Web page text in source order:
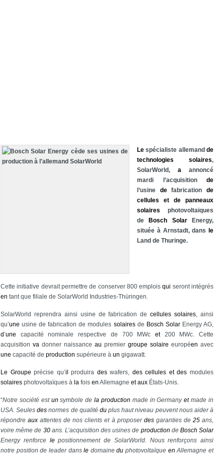
Le spécialiste allemand de
technologies
solaires,
SolarWorld, a annoncé
mardi l’acquisition de
l’usine defabricationde
cellules
et de
panneaux
solaires photovoltaïques
de
Bosch SolarEnergy,
située à Arnstadt, dans
le
Land de Thuringe.
Cette initiative devrait permettre de conserver 800 emploisqui seront intégrés
en tant que filiale de SolarWorld Industries-Thüringen.
SolarWorld reprendra ainsi usine de fabrication decellules solaires, ainsi
qu’une usine de fabrication de modules solairesde Bosch SolarEnergy AG,
d’une capacité nominale respective de 700 MWc et200 MWc. Cette
acquisition va donner naissance au premier groupe solaire européen avec
une capacité de production supérieure à un gigawatt.
Le Groupe précise qu’il produira deswafers, des cellules et des modules
solaires photovoltaïques à la fois en Allemagne et aux États-Unis.
“Notre société est un symbole dela production made in Germanyetmade in
USA. Seulesdes normes de qualité duplus haut niveau peuvent nous aider à
répondreaux attentes de nos clients et à proposer desgaranties de 25ans,
voire même de 30ans. L’acquisition des usines de production de Bosch Solar
Energy renforce lepositionnement de SolarWorld. Nous renforçons ainsi
notre position de leader dansle domainedu photovoltaïque en Allemagne et